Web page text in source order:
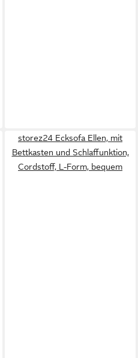
storez24 Ecksofa Ellen, mit
Bettkasten und Schlaffunktion,
Cordstoff, L-Form, bequem